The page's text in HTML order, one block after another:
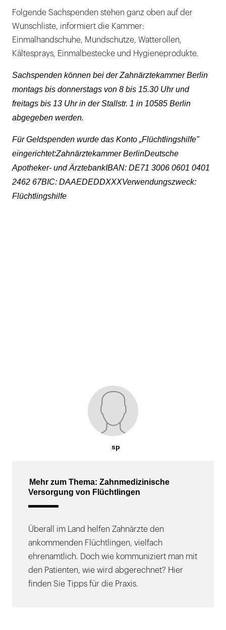
Folgende Sachspenden stehen ganz oben auf der
Wunschliste, informiert die Kammer:
Einmalhandschuhe, Mundschutze, Watterollen,
Kältesprays, Einmalbestecke und Hygieneprodukte.
Sachspenden können bei der Zahnärztekammer Berlin
montags bis donnerstags von 8 bis 15.30 Uhr und
freitags bis 13 Uhr in der Stallstr. 1 in 10585 Berlin
abgegeben werden.
Für Geldspenden wurde das Konto „Flüchtlingshilfe"
eingerichtet:Zahnärztekammer BerlinDeutsche
Apotheker- und ÄrztebankIBAN: DE71 3006 0601 0401
2462 67BIC: DAAEDEDDXXXVerwendungszweck:
Flüchtlingshilfe
sp
Mehr zum Thema: Zahnmedizinische
Versorgung von Flüchtlingen
Überall im Land helfen Zahnärzte den
ankommenden Flüchtlingen, vielfach
ehrenamtlich. Doch wie kommuniziert man mit
den Patienten, wie wird abgerechnet? Hier
finden Sie Tipps für die Praxis.